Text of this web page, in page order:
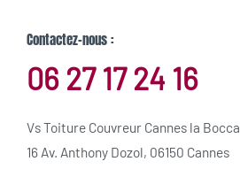
Contactez-nous :
06 27 17 24 16
Vs Toiture Couvreur Cannes la Bocca
16 Av. Anthony Dozol, 06150 Cannes